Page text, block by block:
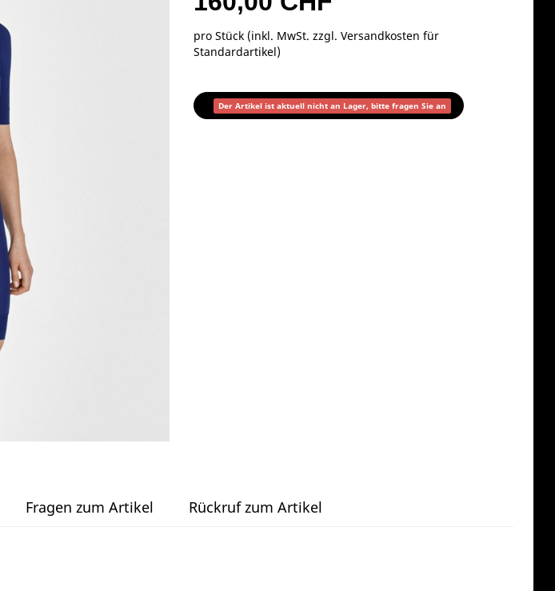
pro Stück (inkl. MwSt. zzgl.Versandkosten für
Standardartikel)
Der Artikel ist aktuell nicht an Lager, bitte fragen Sie an
Fragen zum Artikel Rückruf zum Artikel